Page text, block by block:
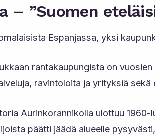
– ”Suomen
Espanjassa, yksi
rantakaupungista on
ravintoloita ja yrityksiä sekä
Aurinkorannikolla ulottuu
päätti jäädä alueelle